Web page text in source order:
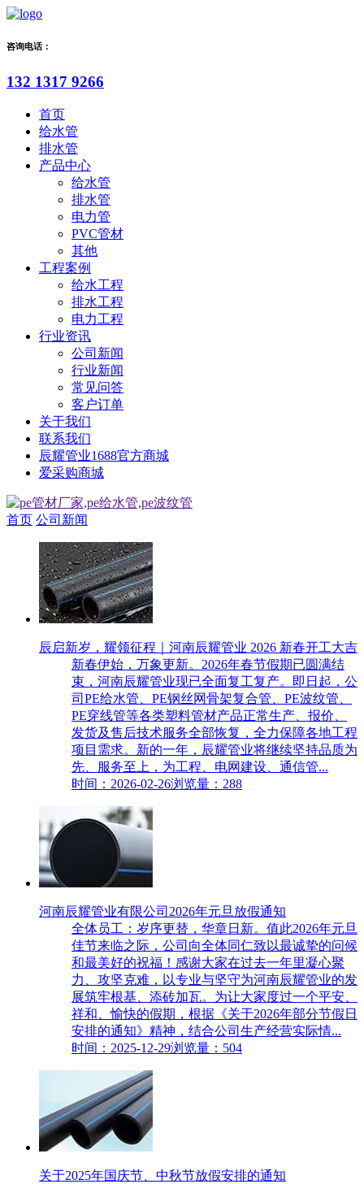
咨询电话：
132 1317 9266
首页
给水管
排水管
产品中心
给水管
排水管
电力管
PVC管材
其他
工程案例
给水工程
排水工程
电力工程
行业资讯
公司新闻
行业新闻
常见问答
客户订单
关于我们
联系我们
辰耀管业1688官方商城
爱采购商城
首页 公司新闻
辰启新岁，耀领征程｜河南辰耀管业 2026 新春开工大吉
新春伊始，万象更新。2026年春节假期已圆满结
束，河南辰耀管业现已全面复工复产。即日起，公
司PE给水管、PE钢丝网骨架复合管、PE波纹管、
PE穿线管等各类塑料管材产品正常生产、报价、
发货及售后技术服务全部恢复，全力保障各地工程
项目需求。新的一年，辰耀管业将继续坚持品质为
先、服务至上，为工程、电网建设、通信管...
时间：2026-02-26浏览量：288
河南辰耀管业有限公司2026年元旦放假通知
全体员工：岁序更替，华章日新。值此2026年元旦
佳节来临之际，公司向全体同仁致以最诚挚的问候
和最美好的祝福！感谢大家在过去一年里凝心聚
力、攻坚克难，以专业与坚守为河南辰耀管业的发
展筑牢根基、添砖加瓦。为让大家度过一个平安、
祥和、愉快的假期，根据《关于2026年部分节假日
安排的通知》精神，结合公司生产经营实际情...
时间：2025-12-29浏览量：504
关于2025年国庆节、中秋节放假安排的通知